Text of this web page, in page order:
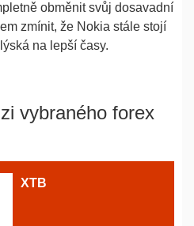
obměnit svůj dosavadní
zmínit, že Nokia stále stojí
na lepší časy.
vybraného forex
XTB